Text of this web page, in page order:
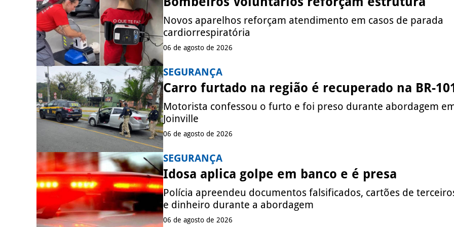
Novos aparelhos reforçam atendimento em casos de parada
cardiorrespiratória
06 de agosto de 2026
SEGURANÇA
Carro furtado na região é recuperado na BR-
Motorista confessou o furto e foi preso durante abordagem
Joinville
06 de agosto de 2026
SEGURANÇA
Idosa aplica golpe em banco e é presa
Polícia apreendeu documentos falsificados, cartões de
e dinheiro durante a abordagem
06 de agosto de 2026